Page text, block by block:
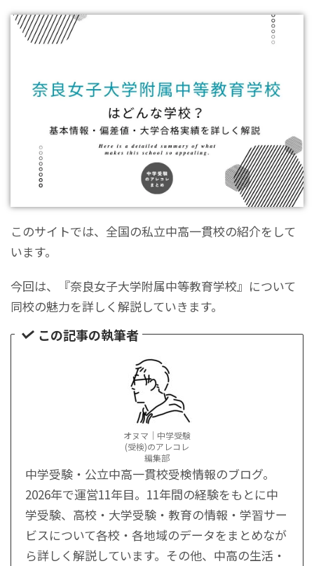
このサイトでは、全国の私立中高一貫校の紹介をして
います。
今回は、『奈良女子大学附属中等教育学校』について
同校の魅力を詳しく解説していきます。
この記事の執筆者
オヌマ｜中学受験
(受検)のアレコレ
編集部
中学受験・公立中高一貫校受検情報のブログ。
2026年で運営11年目。11年間の経験をもとに中
学受験、高校・大学受験・教育の情報・学習サー
ビスについて各校・各地域のデータをまとめなが
ら詳しく解説しています。その他、中高の生活・